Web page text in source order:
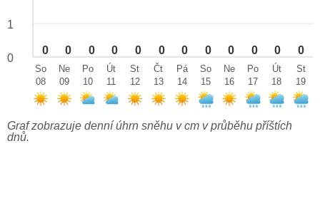
0 0 0 0 0 0 0 0 0 0 0 0
1
0
So
08
Ne
09
Po
10
Út
11
St
12
Čt
13
Pá
14
So
15
Ne
16
Po
17
Út
18
St
19
Graf zobrazuje denní úhrn sněhu v cm v průběhu příštích
dnů.